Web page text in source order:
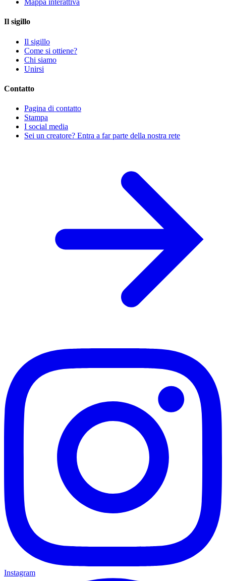
Mappa interattiva
Il sigillo
Il sigillo
Come si ottiene?
Chi siamo
Unirsi
Contatto
Pagina di contatto
Stampa
I social media
Sei un creatore? Entra a far parte della nostra rete
Instagram